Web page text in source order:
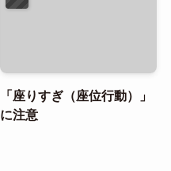
「座りすぎ（座位行動）」
に注意